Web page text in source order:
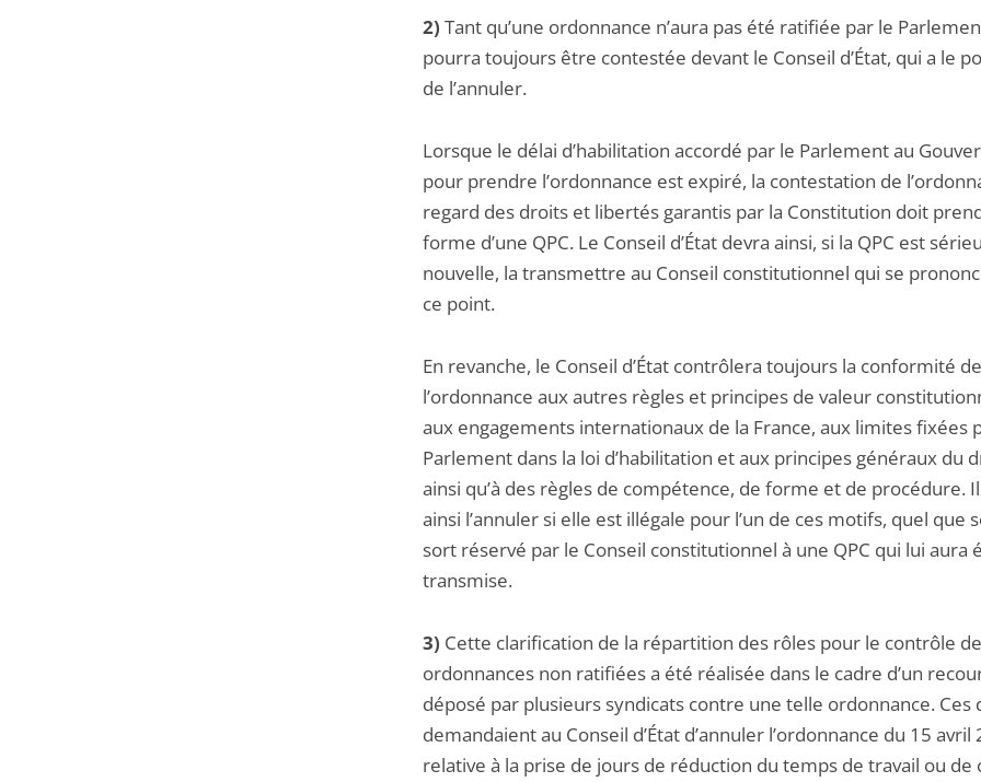
2) Tant qu’une ordonnance n’aura pas été ratifiée par le
pourra toujours être contestée devant le Conseil d’État, qui a le
de l’annuler.
Lorsque le délai d’habilitation accordé par le Parlement au
pour prendre l’ordonnance est expiré, la contestation de
regard des droits et libertés garantis par la Constitution doit
forme d’une QPC. Le Conseil d’État devra ainsi, si la QPC est
nouvelle, la transmettre au Conseil constitutionnel qui se
ce point.
En revanche, le Conseil d’État contrôlera toujours la conformité de
l’ordonnance aux autres règles et principes de valeur
aux engagements internationaux de la France, aux limites fixées
Parlement dans la loi d’habilitation et aux principes généraux du
ainsi qu’à des règles de compétence, de forme et de procédure.
ainsi l’annuler si elle est illégale pour l’un de ces motifs, quel que
sort réservé par le Conseil constitutionnel à une QPC qui lui aura
transmise.
3) Cette clarification de la répartition des rôles pour le contrôle
ordonnances non ratifiées a été réalisée dans le cadre d’un
déposé par plusieurs syndicats contre une telle ordonnance. Ces
demandaient au Conseil d’État d’annuler l’ordonnance du 15 avril
relative à la prise de jours de réduction du temps de travail ou de